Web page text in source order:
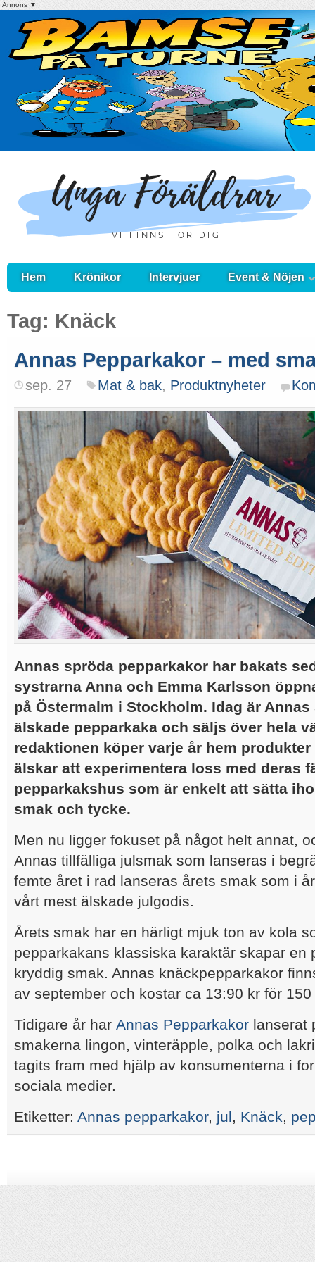
Annons ▼
Hem Krönikor Intervjuer Event & Nöjen
Tag: Knäck
Annas Pepparkakor – med
sep. 27 Mat & bak, Produktnyheter
Annas spröda pepparkakor har bakats
systrarna Anna och Emma Karlsson
på Östermalm i Stockholm. Idag är
älskade pepparkaka och säljs över hela
redaktionen köper varje år hem
älskar att experimentera loss med deras
pepparkakshus som är enkelt att sätta
smak och tycke.
Men nu ligger fokuset på något helt annat,
Annas tillfälliga julsmak som lanseras i
femte året i rad lanseras årets smak som i
vårt mest älskade julgodis.
Årets smak har en härligt mjuk ton av kola
pepparkakans klassiska karaktär skapar en
kryddig smak. Annas knäckpepparkakor
av september och kostar ca 13:90 kr för 150
Tidigare år har Annas Pepparkakor lanserat
smakerna lingon, vinteräpple, polka och
tagits fram med hjälp av konsumenterna i
sociala medier.
Etiketter: Annas pepparkakor, jul, Knäck,